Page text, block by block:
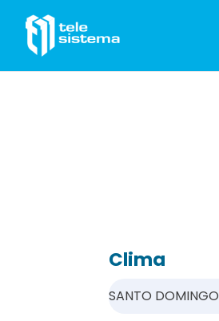
Clima
SANTO DOMINGO